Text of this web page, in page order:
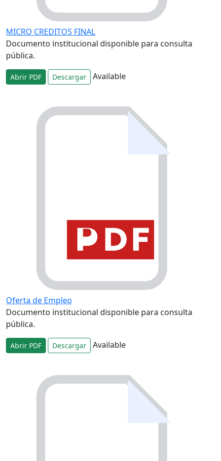
MICRO CREDITOS FINAL
Documento institucional disponible para consulta
pública.
Abrir PDF Descargar Available
Oferta de Empleo
Documento institucional disponible para consulta
pública.
Abrir PDF Descargar Available